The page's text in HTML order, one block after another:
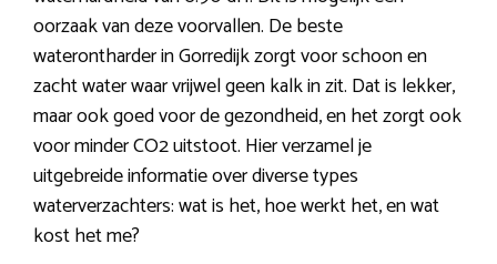
oorzaak van deze voorvallen. De beste
waterontharder in Gorredijk zorgt voor schoon en
zacht water waar vrijwel geen kalk in zit. Dat is lekker,
maar ook goed voor de gezondheid, en het zorgt ook
voor minder CO2 uitstoot. Hier verzamel je
uitgebreide informatie over diverse types
waterverzachters: wat is het, hoe werkt het, en wat
kost het me?